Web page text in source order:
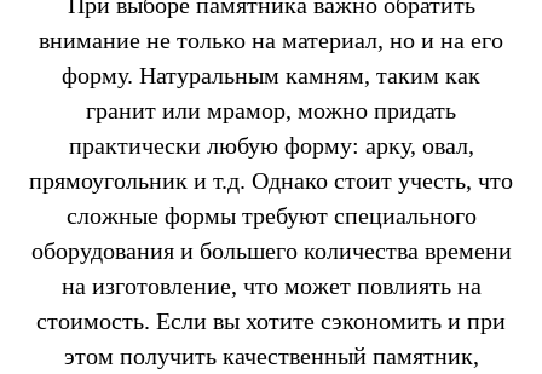
внимание не только на материал, но и на его
форму. Натуральным камням, таким как
гранит или мрамор, можно придать
практически любую форму: арку, овал,
прямоугольник и т.д. Однако стоит учесть, что
сложные формы требуют специального
оборудования и большего количества времени
на изготовление, что может повлиять на
стоимость. Если вы хотите сэкономить и при
этом получить качественный памятник,